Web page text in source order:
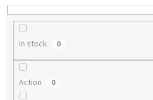
In stock 0
Action 0